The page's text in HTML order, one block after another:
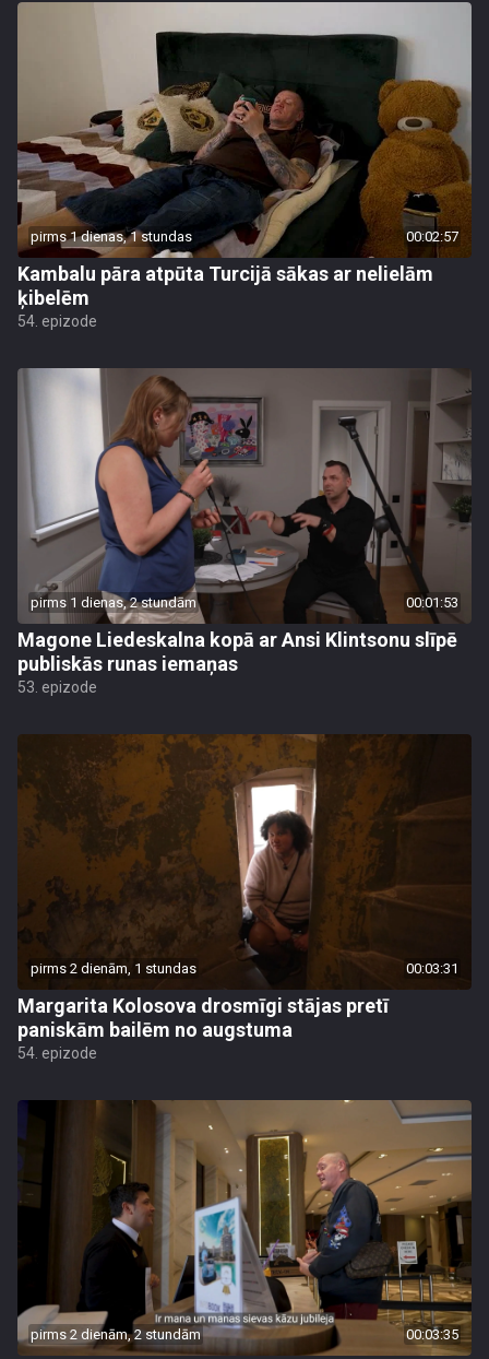
pirms 1 dienas, 1 stundas 00:02:57
Kambalu pāra atpūta Turcijā sākas ar nelielām
ķibelēm
54. epizode
pirms 1 dienas, 2 stundām 00:01:53
Magone Liedeskalna kopā ar Ansi Klintsonu slīpē
publiskās runas iemaņas
53. epizode
pirms 2 dienām, 1 stundas 00:03:31
Margarita Kolosova drosmīgi stājas pretī
paniskām bailēm no augstuma
54. epizode
pirms 2 dienām, 2 stundām 00:03:35